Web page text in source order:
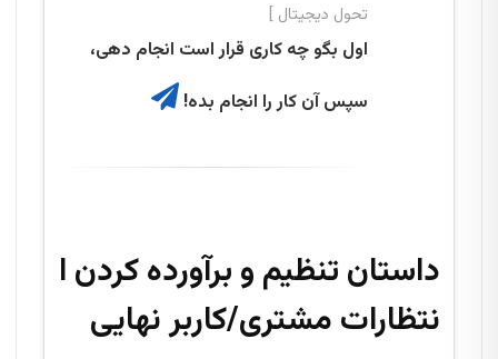
تحول دیجیتال ]
اول بگو چه کاری قرار است انجام دهی،
سپس آن کار را انجام بده!
داستان تنظیم و برآورده کردن ا
نتظارات مشتری/کاربر نهایی